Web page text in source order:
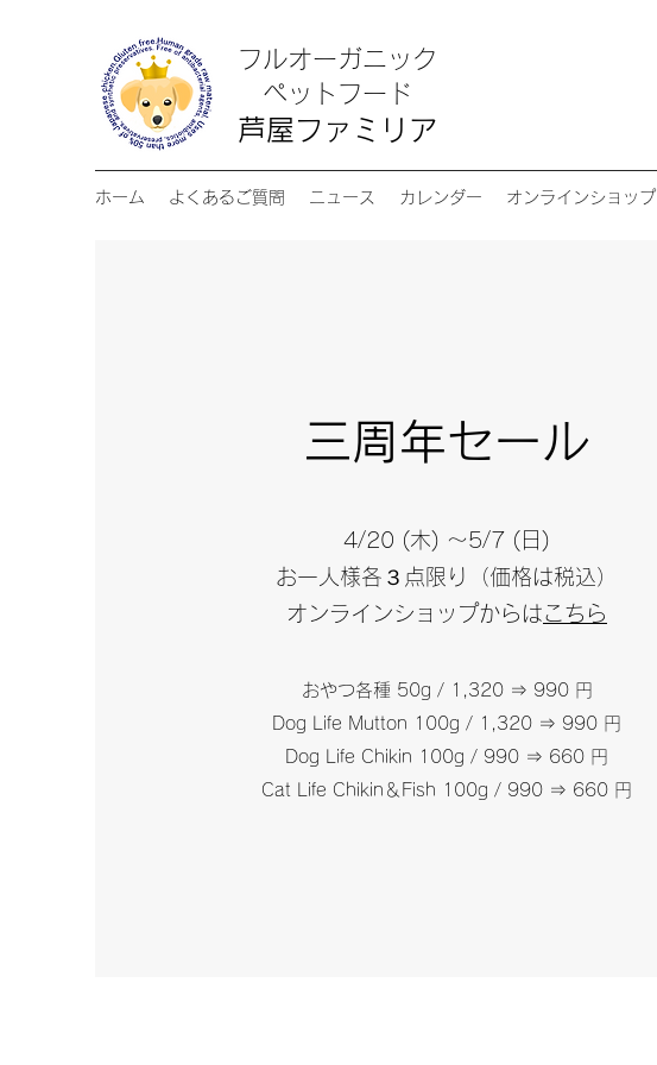
フルオーガニック
​ペットフード
芦屋ファミリア
ホーム よくあるご質問 ニュース カレンダー オンラインショップ
​三周年セール
4/20 (木) ～5/7 (日)
お一人様各３点限り（価格は税込）
オンラインショップからはこちら
おやつ各種 50g / 1,320 ⇒ 990 円
Dog Life Mutton 100g / 1,320 ⇒ 990 円
Dog Life Chikin 100g / 990 ⇒ 660 円
Cat Life Chikin＆Fish 100g / 990 ⇒ 660 円